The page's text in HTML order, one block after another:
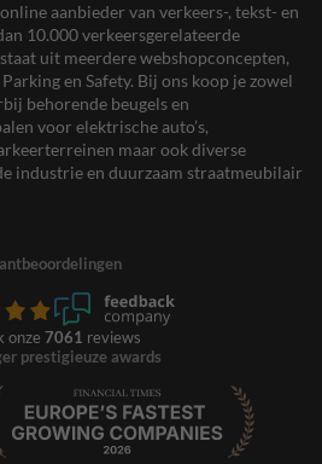
aanbieder van verkeers-, tekst- en
10.000 verkeersgerelateerde
uit meerdere webshopconcepten,
en Safety. Bij ons koop je zowel
behorende beugels en
voor elektrische auto’s,
maar ook diverse
industrie en duurzaam straatmeubilair
onze 7061 reviews
prestigieuze awards